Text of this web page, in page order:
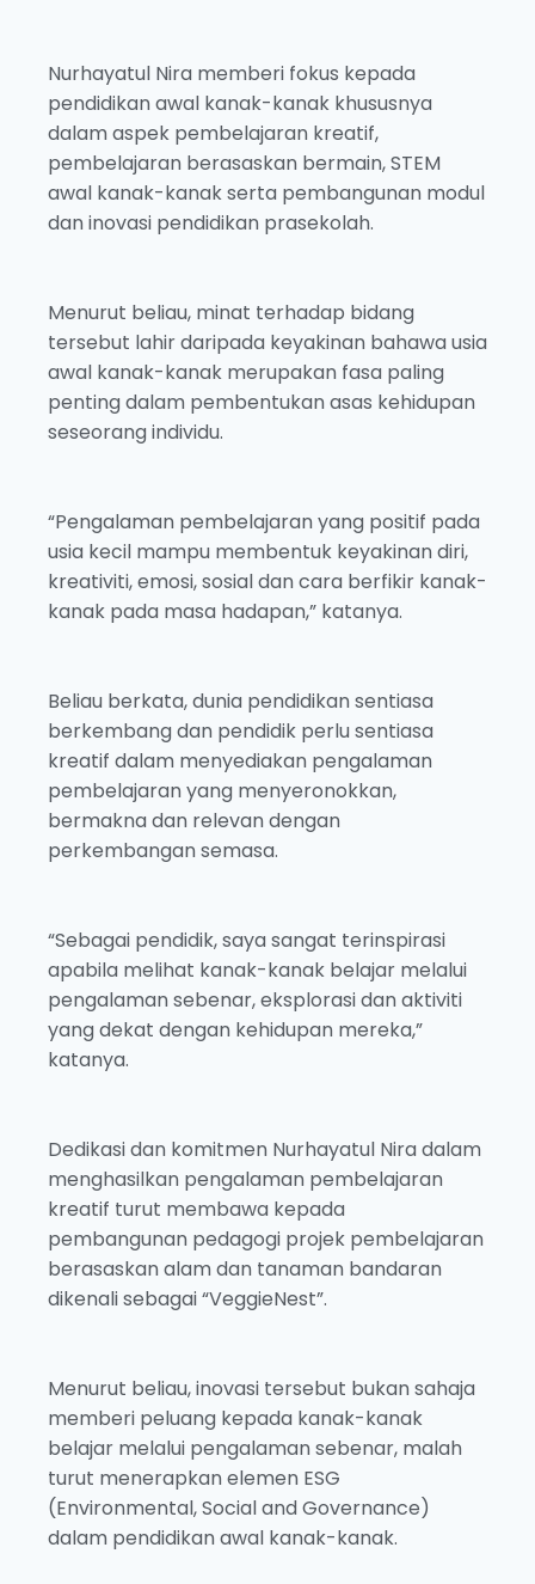
Nurhayatul Nira memberi fokus kepada
pendidikan awal kanak-kanak khususnya
dalam aspek pembelajaran kreatif,
pembelajaran berasaskan bermain, STEM
awal kanak-kanak serta pembangunan modul
dan inovasi pendidikan prasekolah.
Menurut beliau, minat terhadap bidang
tersebut lahir daripada keyakinan bahawa usia
awal kanak-kanak merupakan fasa paling
penting dalam pembentukan asas kehidupan
seseorang individu.
“Pengalaman pembelajaran yang positif pada
usia kecil mampu membentuk keyakinan diri,
kreativiti, emosi, sosial dan cara berfikir kanak-
kanak pada masa hadapan,” katanya.
Beliau berkata, dunia pendidikan sentiasa
berkembang dan pendidik perlu sentiasa
kreatif dalam menyediakan pengalaman
pembelajaran yang menyeronokkan,
bermakna dan relevan dengan
perkembangan semasa.
“Sebagai pendidik, saya sangat terinspirasi
apabila melihat kanak-kanak belajar melalui
pengalaman sebenar, eksplorasi dan aktiviti
yang dekat dengan kehidupan mereka,”
katanya.
Dedikasi dan komitmen Nurhayatul Nira dalam
menghasilkan pengalaman pembelajaran
kreatif turut membawa kepada
pembangunan pedagogi projek pembelajaran
berasaskan alam dan tanaman bandaran
dikenali sebagai “VeggieNest”.
Menurut beliau, inovasi tersebut bukan sahaja
memberi peluang kepada kanak-kanak
belajar melalui pengalaman sebenar, malah
turut menerapkan elemen ESG
(Environmental, Social and Governance)
dalam pendidikan awal kanak-kanak.